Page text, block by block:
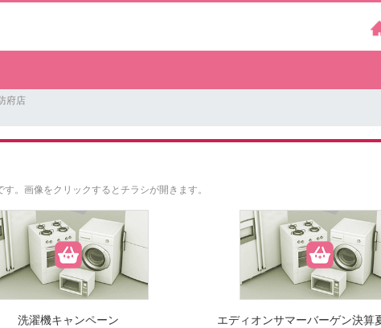
府店
。 画像をクリックするとチラシが開きます。
洗濯機キャンペーン エディオンサマーバーゲン決算